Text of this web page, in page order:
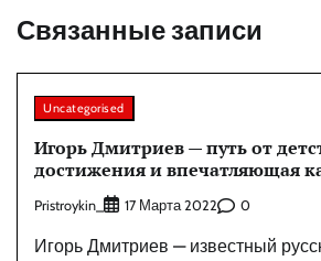
Связанные записи
Uncategorised
Игорь Дмитриев — путь от
достижения и впечатляющая
Pristroykin_ 17 Марта 2022 0
Игорь Дмитриев — известный